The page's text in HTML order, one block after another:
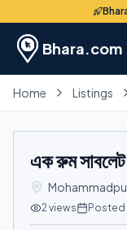
Bhara.com
Home Listings
এক রুম সাবলেট
2views Posted